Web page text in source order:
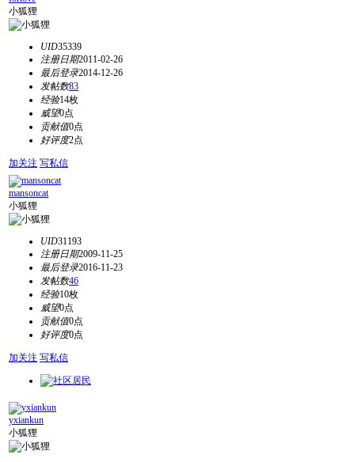
小狐狸
UID35339
注册日期2011-02-26
最后登录2014-12-26
发帖数83
经验14枚
威望0点
贡献值0点
好评度2点
加关注 写私信
mansoncat
小狐狸
UID31193
注册日期2009-11-25
最后登录2016-11-23
发帖数46
经验10枚
威望0点
贡献值0点
好评度0点
加关注 写私信
yxiankun
小狐狸